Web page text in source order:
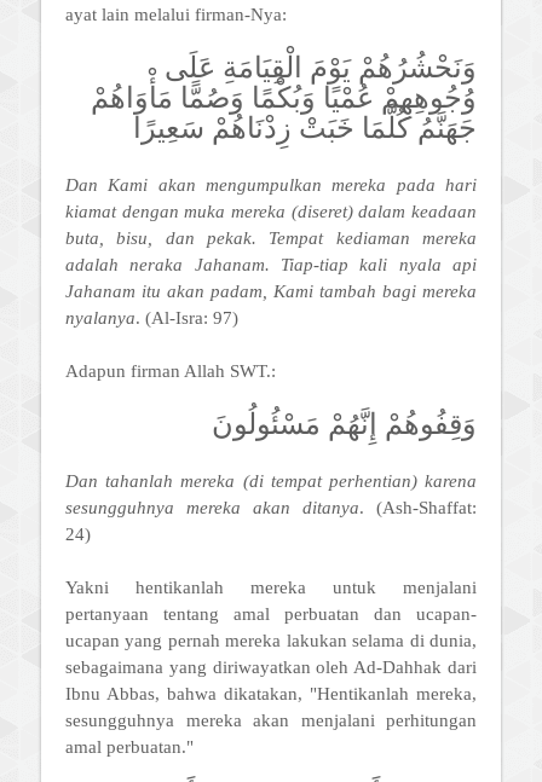
ayat lain melalui firman-Nya:
وَنَحْشُرُهُمْ يَوْمَ الْقِيَامَةِ عَلَى
وُجُوهِهِمْ عُمْيًا وَبُكْمًا وَصُمًّا مَأْوَاهُمْ
جَهَنَّمُ كُلَّمَا خَبَتْ زِدْنَاهُمْ سَعِيرًا
Dan Kami akan mengumpulkan mereka pada hari
kiamat dengan muka mereka (diseret) dalam keadaan
buta, bisu, dan pekak. Tempat kediaman mereka
adalah neraka Jahanam. Tiap-tiap kali nyala api
Jahanam itu akan padam, Kami tambah bagi mereka
nyalanya. (Al-Isra: 97)
Adapun firman Allah SWT.:
وَقِفُوهُمْ إِنَّهُمْ مَسْئُولُونَ
Dan tahanlah mereka (di tempat perhentian) karena
sesungguhnya mereka akan ditanya. (Ash-Shaffat:
24)
Yakni hentikanlah mereka untuk menjalani
pertanyaan tentang amal perbuatan dan ucapan-
ucapan yang pernah mereka lakukan selama di dunia,
sebagaimana yang diriwayatkan oleh Ad-Dahhak dari
Ibnu Abbas, bahwa dikatakan, "Hentikanlah mereka,
sesungguhnya mereka akan menjalani perhitungan
amal perbuatan."